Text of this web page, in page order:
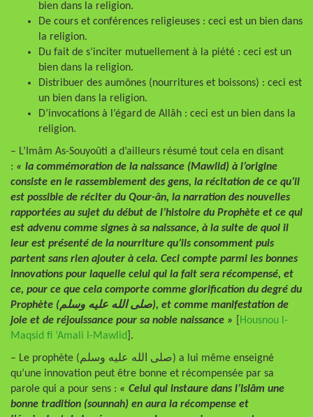
bien dans la religion.
De cours et conférences religieuses : ceci est un bien dans
la religion.
Du fait de s’inciter mutuellement à la piété : ceci est un
bien dans la religion.
Distribuer des aumônes (nourritures et boissons) : ceci est
un bien dans la religion.
D’invocations à l’égard de Allâh : ceci est un bien dans la
religion.
– L’Imâm As-Souyoûti a d’ailleurs résumé tout cela en disant
: « la commémoration de la naissance (Mawlid) à l’origine
consiste en le rassemblement des gens, la récitation de ce qu’il
est possible de réciter du Qour-ân, la narration des nouvelles
rapportées au sujet du début de l’histoire du Prophète et ce qui
est advenu comme signes à sa naissance, à la suite de quoi il
leur est présenté de la nourriture qu’ils consomment puis
partent sans rien ajouter à cela. Ceci compte parmi les bonnes
innovations pour laquelle celui qui la fait sera récompensé, et
ce, pour ce que cela comporte comme glorification du degré du
Prophète (صلى الله عليه وسلم), et comme manifestation de
joie et de réjouissance pour sa noble naissance »
Housnou l-
Maqsid fi ‘Amali l-Mawlid ].
– Le prophète (صلى الله عليه وسلم) a lui même enseigné
qu’une innovation peut être bonne et récompensée par sa
parole qui a pour sens : « Celui qui instaure dans l’Islâm une
bonne tradition (sounnah) en aura la récompense et